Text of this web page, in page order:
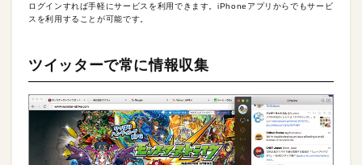
ログインすれば手軽にサービスを利用できます。iPhoneアプリからでもサービ
スを利用することが可能です。
ツイッターで常に情報収集